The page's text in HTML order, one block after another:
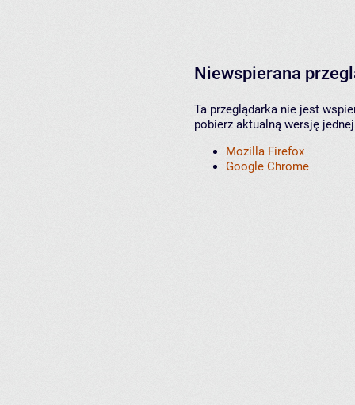
Niewspierana
Ta przeglądarka nie jest
pobierz aktualną wersję
Mozilla Firefox
Google Chrome